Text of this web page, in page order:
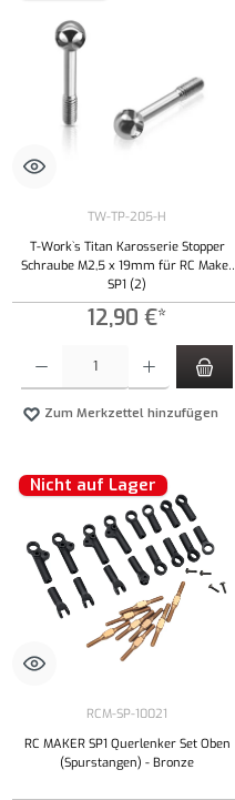
TW-TP-205-H
T-Work`s Titan Karosserie Stopper
Schraube M2,5 x 19mm für RC Maker
SP1 (2)
12,90 €*
Zum Merkzettel hinzufügen
Nicht auf Lager
RCM-SP-10021
RC MAKER SP1 Querlenker Set Oben
(Spurstangen) - Bronze